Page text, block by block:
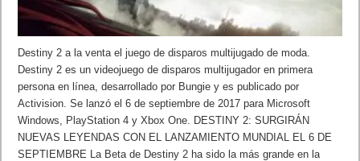
Destiny 2 a la venta el juego de disparos multijugado de moda.
Destiny 2 es un videojuego de disparos multijugador en primera
persona en línea, desarrollado por Bungie y es publicado por
Activision. Se lanzó el 6 de septiembre de 2017 para Microsoft
Windows, PlayStation 4 y Xbox One.​​ DESTINY 2: SURGIRÁN
NUEVAS LEYENDAS CON EL LANZAMIENTO MUNDIAL EL 6 DE
SEPTIEMBRE La Beta de Destiny 2 ha sido la más grande en la